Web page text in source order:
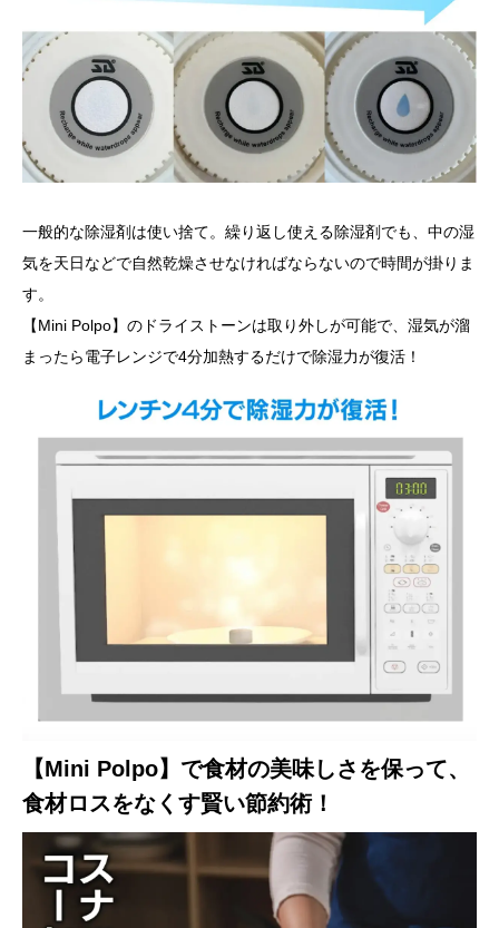
一般的な除湿剤は使い捨て。繰り返し使える除湿剤でも、中の湿
気を天日などで自然乾燥させなければならないので時間が掛りま
す。
【Mini Polpo】のドライストーンは取り外しが可能で、湿気が溜
まったら電子レンジで4分加熱するだけで除湿力が復活！
【Mini Polpo】で食材の美味しさを保って、
食材ロスをなくす賢い節約術！